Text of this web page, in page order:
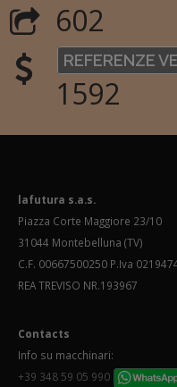
602
REFERENZE
1592
lafutura s.a.s.
Piazza Corte Maggiore 23/10
31044 Montebelluna (TV)
C.F. 00667500250 P.Iva
REA TREVISO NR.193967
Contacts
Info su macchinari:
+39 348 59 05 990